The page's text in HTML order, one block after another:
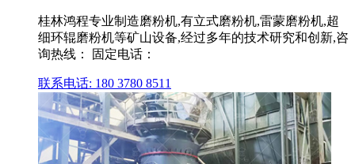
桂林鸿程专业制造磨粉机,有立式磨粉机,雷蒙磨粉机,超
细环辊磨粉机等矿山设备,经过多年的技术研究和创新,咨
询热线： 固定电话：
联系电话: 180 3780 8511